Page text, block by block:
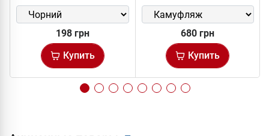
198 грн
Купить
680 грн
Купить